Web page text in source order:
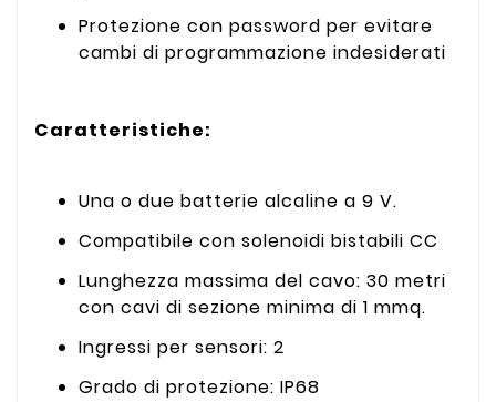
Protezione con password per evitare
cambi di programmazione indesiderati
Caratteristiche:
Una o due batterie alcaline a 9 V.
Compatibile con solenoidi bistabili CC
Lunghezza massima del cavo: 30 metri
con cavi di sezione minima di 1 mmq.
Ingressi per sensori: 2
Grado di protezione: IP68